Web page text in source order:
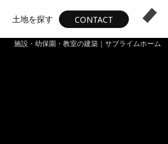
施設・幼保園・教室の建築｜サブライムホーム
土地を探す CONTACT